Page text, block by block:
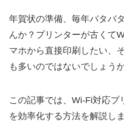
年賀状の準備、毎年バタバ
んか？プリンターが古くて
マホから直接印刷したい、
も多いのではないでしょうか
この記事では、Wi-Fi対応プ
を効率化する方法を解説しま